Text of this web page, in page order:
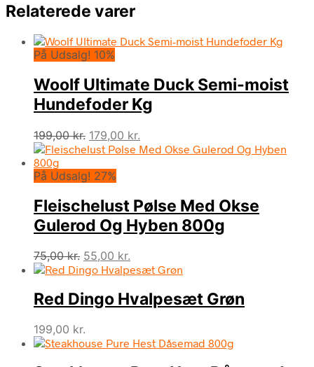
Relaterede varer
På Udsalg! 10%
Woolf Ultimate Duck Semi-moist
Hundefoder Kg
199,00kr. Den
oprindelige
var:
179,00 kr.
aktuelle
På Udsalg! 27%
Fleischelust Pølse Med Okse
Gulerod Og Hyben 800g
75,00kr. Den
oprindelige
var:
75,00 kr..
55,00 kr.
aktuelle
er:
55,00 kr..
Red Dingo Hvalpesæt Grøn
199,00 kr.